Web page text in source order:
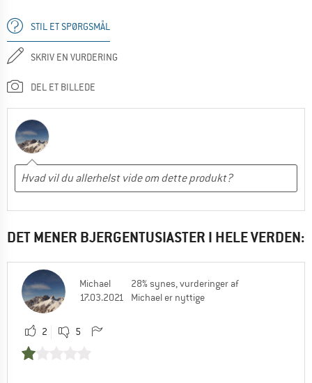
STIL ET SPØRGSMÅL
SKRIV EN VURDERING
DEL ET BILLEDE
DET MENER BJERGENTUSIASTER I HELE VERDEN:
Michael
17.03.2021
28% synes, vurderinger af
Michael er nyttige
2 5